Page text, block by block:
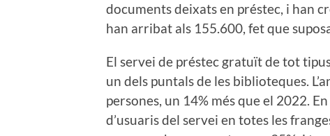
documents deixats en préstec, i han
han arribat als 155.600, fet que
El servei de préstec gratuït de tot
un dels puntals de les biblioteques.
persones, un 14% més que el 2022.
d’usuaris del servei en totes les